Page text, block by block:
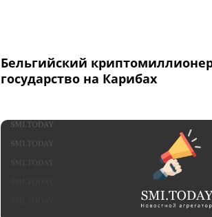
Бельгийский
государство на Карибах